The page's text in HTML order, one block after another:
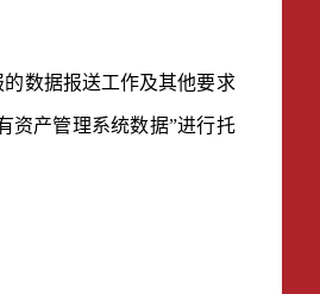
数据报送工作及其他要求
资产管理系统数据”进行托